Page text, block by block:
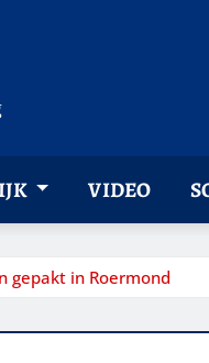
VIDEO
gepakt in Roermond